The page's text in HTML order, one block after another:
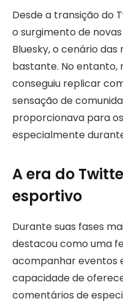
Desde a transição do
o surgimento de
Bluesky, o cenário das
bastante. No entanto,
conseguiu replicar
sensação de
proporcionava para
especialmente
A era do
esportivo
Durante suas fases
destacou como uma
acompanhar eventos
capacidade de
comentários de